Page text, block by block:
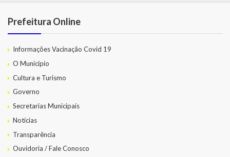
Prefeitura Online
Informações Vacinação Covid 19
O Município
Cultura e Turismo
Governo
Secretarias Municipais
Notícias
Transparência
Ouvidoria / Fale Conosco